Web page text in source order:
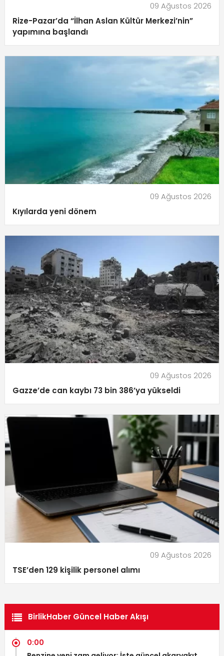
09 Ağustos 2026
Rize-Pazar’da “İlhan Aslan Kültür Merkezi’nin”
yapımına başlandı
09 Ağustos 2026
Kıyılarda yeni dönem
09 Ağustos 2026
Gazze’de can kaybı 73 bin 386’ya yükseldi
09 Ağustos 2026
TSE’den 129 kişilik personel alımı
BirlikHaber Güncel Haber Akışı
0:00